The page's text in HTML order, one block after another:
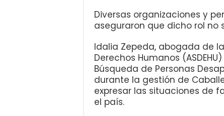
Diversas organizaciones y
aseguraron que dicho rol no
Idalia Zepeda, abogada de
Derechos Humanos
Búsqueda de Personas
durante la gestión de
expresar las situaciones de
el país.